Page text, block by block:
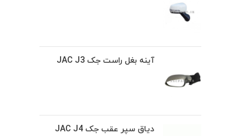
آینه بغل راست جک JAC J3
دیاق سپر عقب جک JAC J4